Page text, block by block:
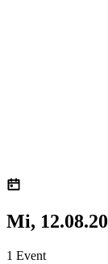
Mi,
1 Event